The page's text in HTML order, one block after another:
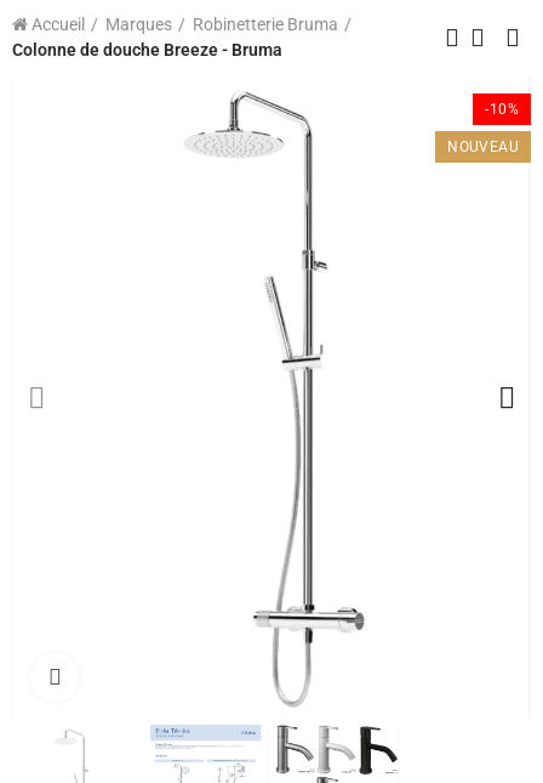
Accueil Marques
Robinetterie Bruma
Colonne de douche Breeze - Bruma
-10%
NOUVEAU